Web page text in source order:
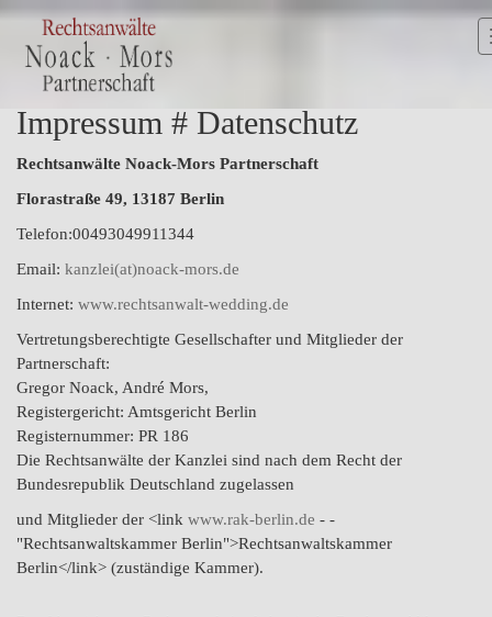
Impressum # Datenschutz
Rechtsanwälte Noack-Mors Partnerschaft
Florastraße 49, 13187 Berlin
Telefon:00493049911344
Email: kanzlei(at)noack-mors.de
Internet: www.rechtsanwalt-wedding.de
Vertretungsberechtigte Gesellschafter und Mitglieder der
Partnerschaft:
Gregor Noack, André Mors,
Registergericht: Amtsgericht Berlin
Registernummer: PR 186
Die Rechtsanwälte der Kanzlei sind nach dem Recht der
Bundesrepublik Deutschland zugelassen
und Mitglieder der <link www.rak-berlin.de - -
"Rechtsanwaltskammer Berlin">Rechtsanwaltskammer
Berlin</link> (zuständige Kammer).